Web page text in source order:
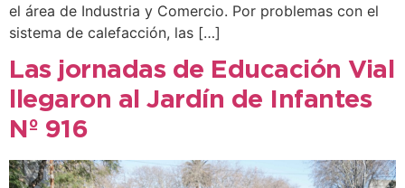
el área de Industria y Comercio. Por problemas con el
sistema de calefacción, las […]
Las jornadas de Educación Vial
llegaron al Jardín de Infantes
Nº 916